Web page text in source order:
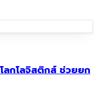
ลกโลจิสติกส์ ช่วยยก